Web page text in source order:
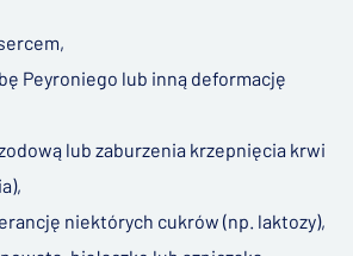
Peyroniego lub inną deformację
lub zaburzenia krzepnięcia krwi
niektórych cukrów (np. laktozy),